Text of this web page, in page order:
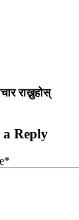
राख्नुहोस्
a Reply
*